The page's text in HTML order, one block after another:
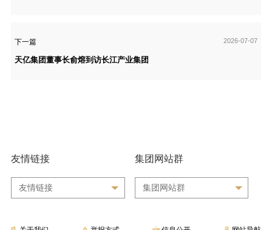
下一篇 2026-07-07
天亿集团董事长俞熔到访长江产业集团
友情链接
友情链接
集团网站群
集团网站群